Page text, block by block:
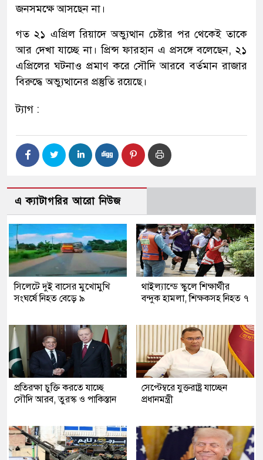
জনসমক্ষে আসছেন না।
গত ২১ এপ্রিল রিয়াদে অভ্যুত্থান চেষ্টার পর থেকেই তাকে
আর দেখা যাচ্ছে না। প্রিন্স ফারহান এ প্রসঙ্গে বলেছেন, ২১
এপ্রিলের ঘটনাও প্রমাণ করে সৌদি আরবে বর্তমান রাজার
বিরুদ্ধে অভ্যুত্থানের প্রস্তুতি রয়েছে।
ট্যাগ :
এ ক্যাটাগরির আরো নিউজ
সিলেটে দুই বাসের মুখোমুখি
সংঘর্ষে নিহত বেড়ে ৯
থাইল্যান্ডে স্কুলে শিক্ষার্থীর
বন্দুক হামলা, শিক্ষকসহ নিহত ৭
প্রতিরক্ষা চুক্তি করতে যাচ্ছে
সৌদি আরব, তুরস্ক ও পাকিস্তান
সেপ্টেম্বরে যুক্তরাষ্ট্র যাচ্ছেন
প্রধানমন্ত্রী